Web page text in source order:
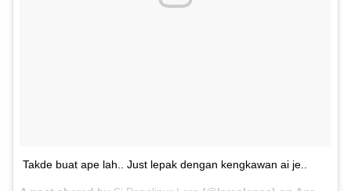
Takde buat ape lah.. Just lepak dengan kengkawan ai je..